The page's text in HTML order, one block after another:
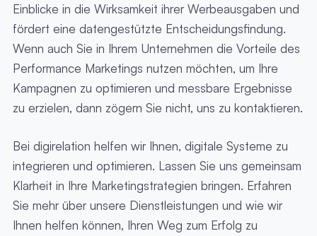
Einblicke in die Wirksamkeit ihrer Werbeausgaben und
fördert eine datengestützte Entscheidungsfindung.
Wenn auch Sie in Ihrem Unternehmen die Vorteile des
Performance Marketings nutzen möchten, um Ihre
Kampagnen zu optimieren und messbare Ergebnisse
zu erzielen, dann zögern Sie nicht, uns zu kontaktieren.
Bei digirelation helfen wir Ihnen, digitale Systeme zu
integrieren und optimieren. Lassen Sie uns gemeinsam
Klarheit in Ihre Marketingstrategien bringen. Erfahren
Sie mehr über unsere Dienstleistungen und wie wir
Ihnen helfen können, Ihren Weg zum Erfolg zu